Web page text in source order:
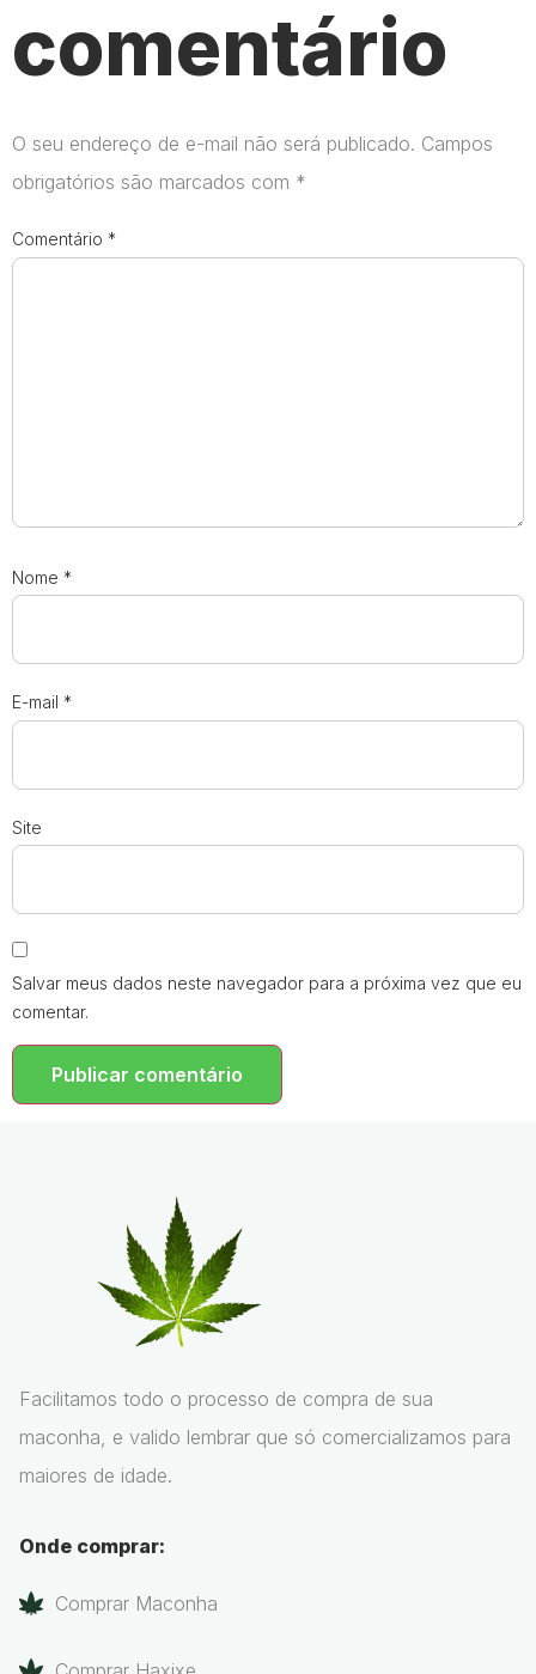
comentário
O seu endereço de e-mail não será publicado. Campos
obrigatórios são marcados com *
Comentário *
Nome *
E-mail *
Site
Salvar meus dados neste navegador para a próxima vez que eu
comentar.
Facilitamos todo o processo de compra de sua
maconha, e valido lembrar que só comercializamos para
maiores de idade.
Onde comprar:
Comprar Maconha